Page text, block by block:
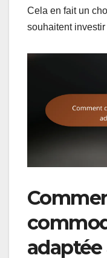
Cela en fait un
souhaitent
adaptée